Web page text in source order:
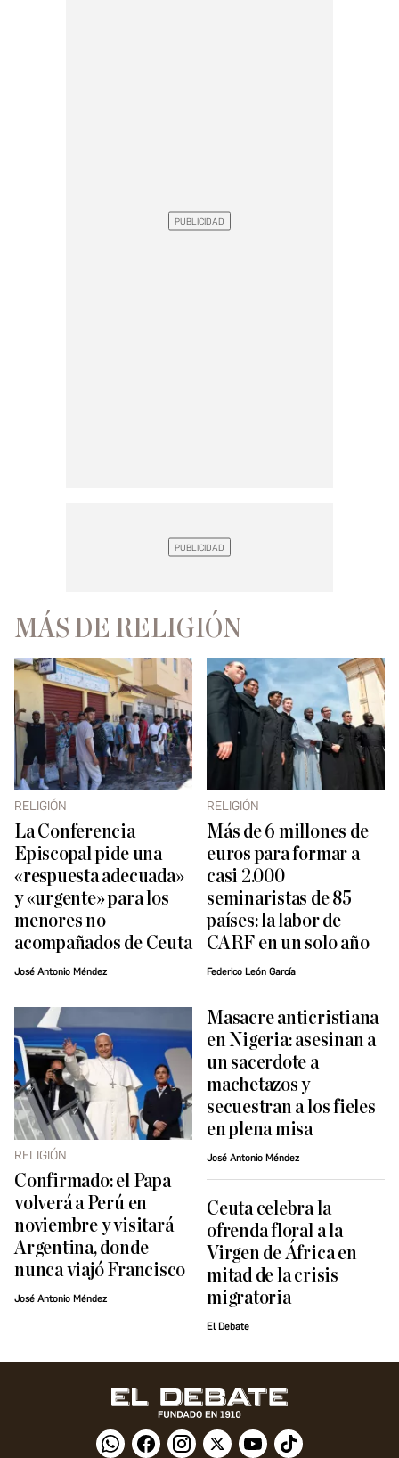
MÁS DE RELIGIÓN
RELIGIÓN
La Conferencia
Episcopal pide una
«respuesta adecuada»
y «urgente» para los
menores no
acompañados de Ceuta
José Antonio Méndez
RELIGIÓN
Más de 6 millones de
euros para formar a
casi 2.000
seminaristas de 85
países: la labor de
CARF en un solo año
Federico León García
RELIGIÓN
Confirmado: el Papa
volverá a Perú en
noviembre y visitará
Argentina, donde
nunca viajó Francisco
José Antonio Méndez
Masacre anticristiana
en Nigeria: asesinan a
un sacerdote a
machetazos y
secuestran a los fieles
en plena misa
José Antonio Méndez
Ceuta celebra la
ofrenda floral a la
Virgen de África en
mitad de la crisis
migratoria
El Debate